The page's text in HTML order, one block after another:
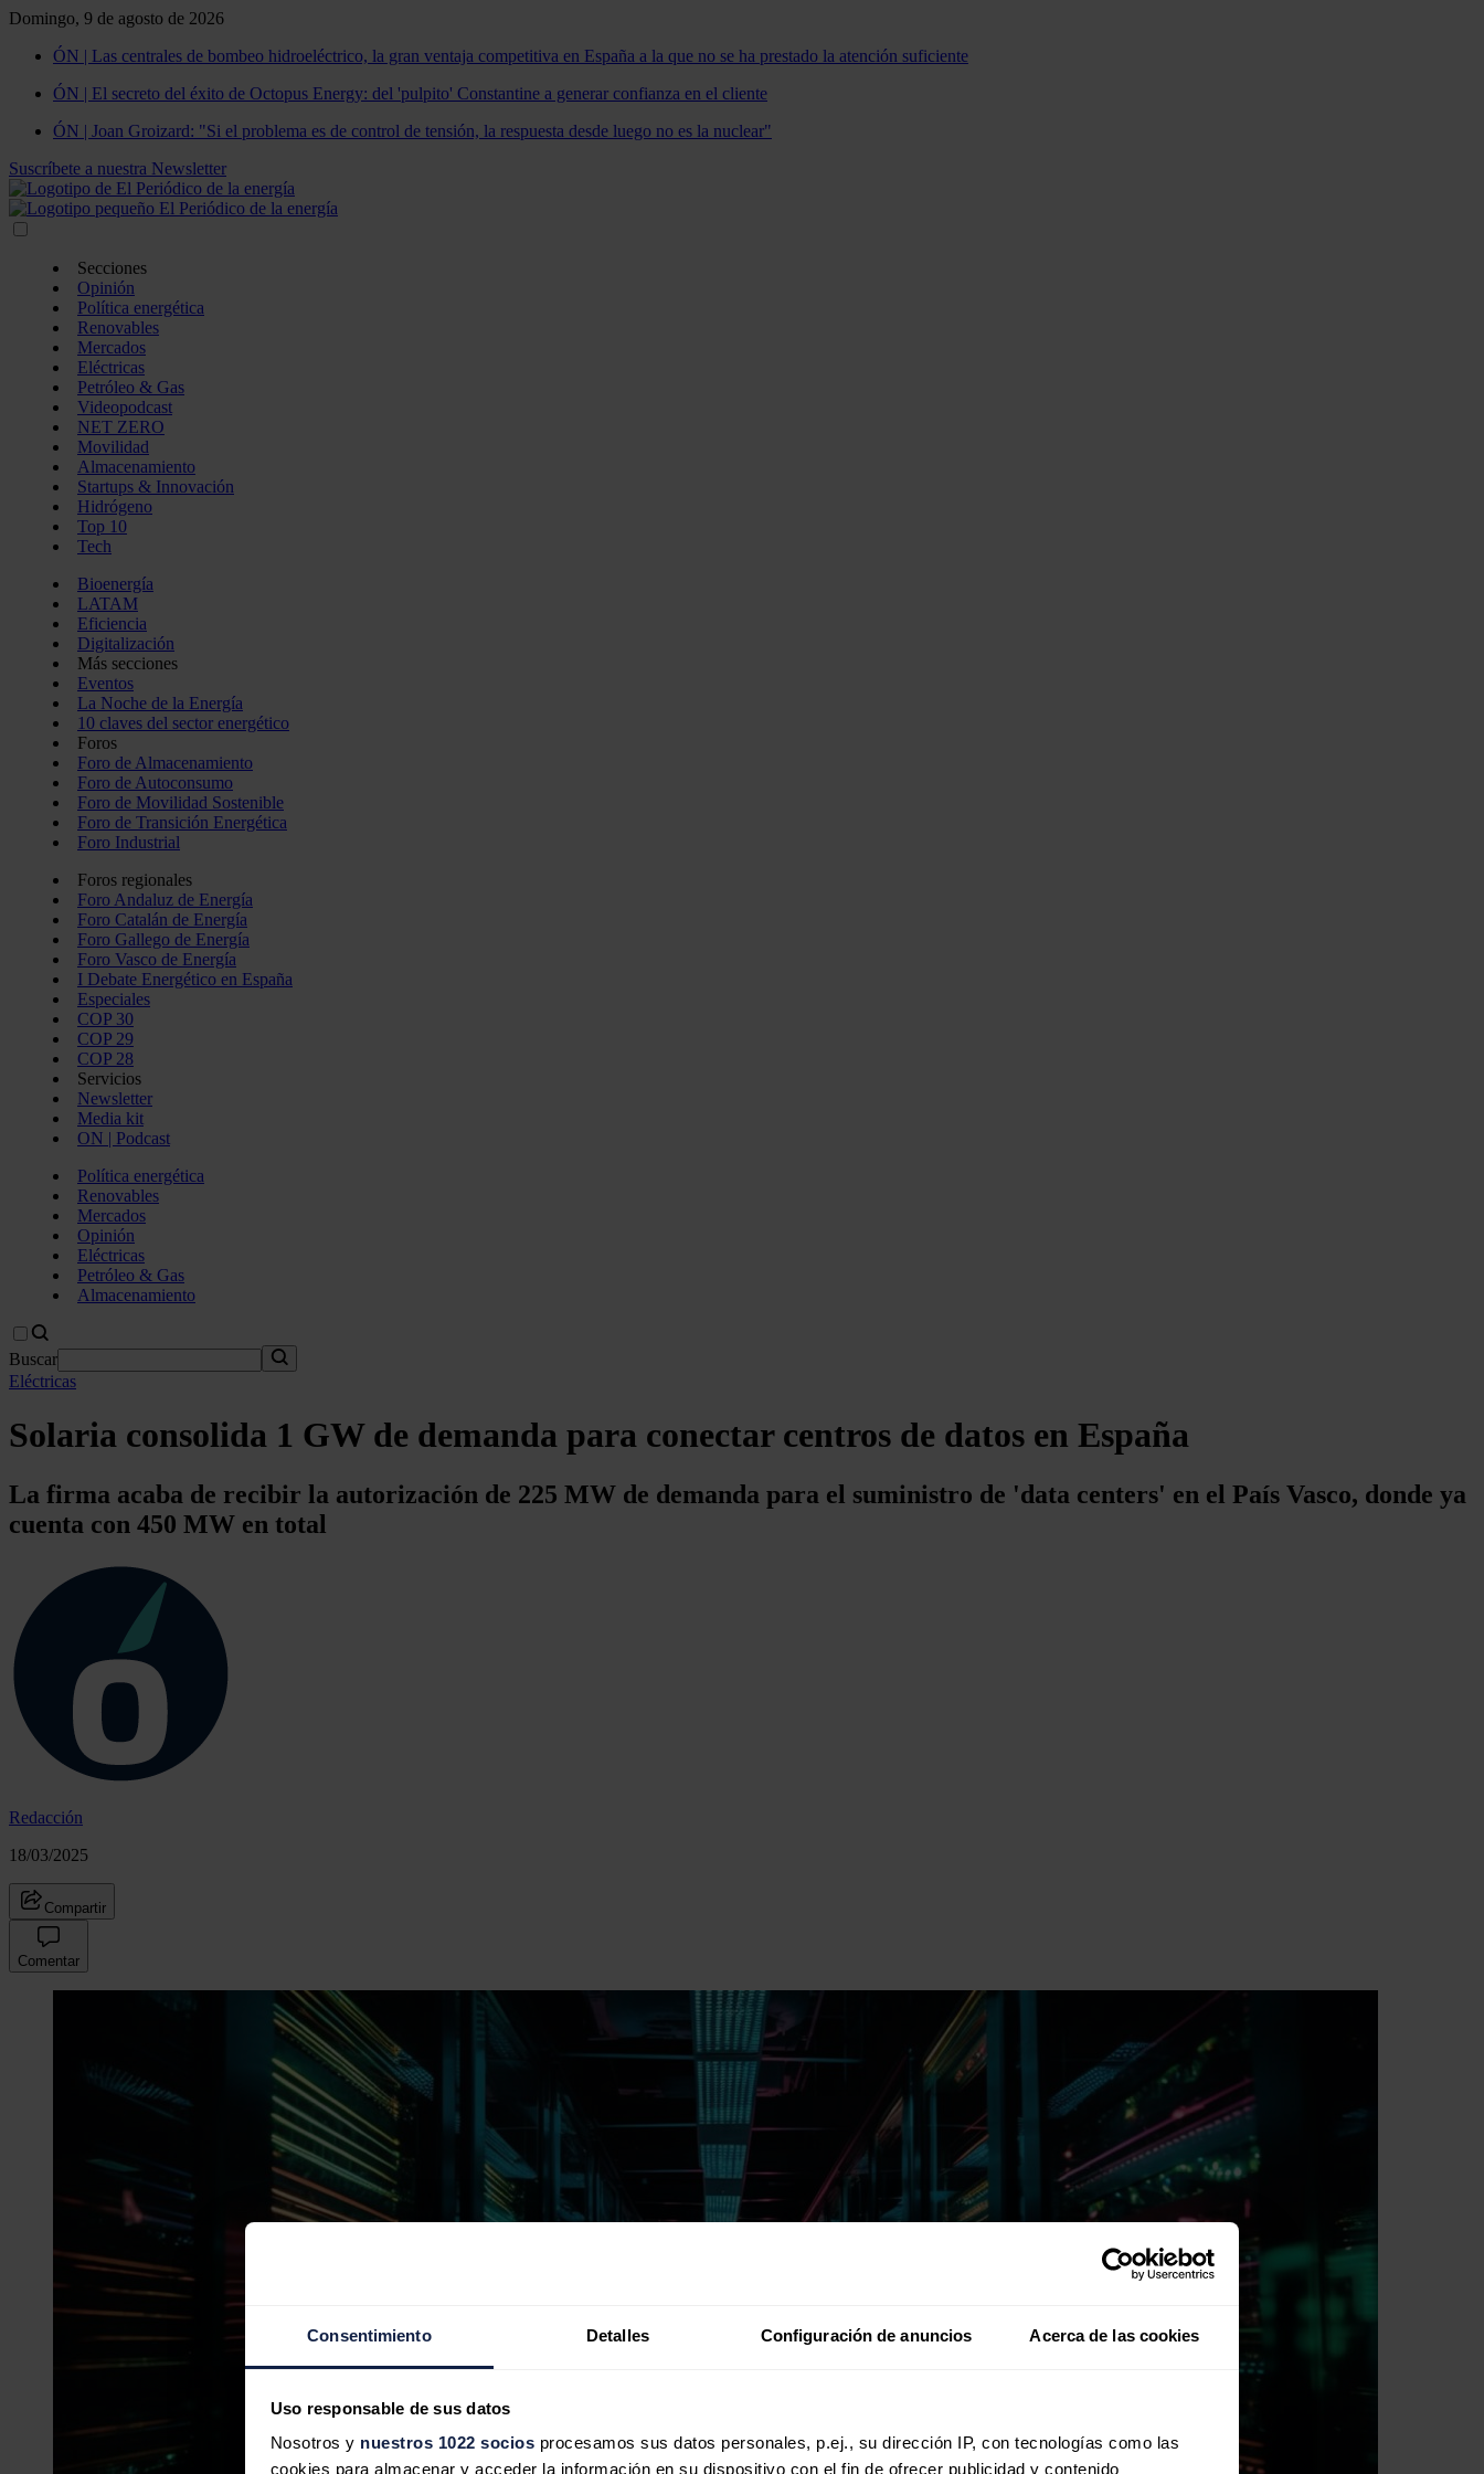
Consentimiento Detalles Configuración de anuncios Acerca de las cookies
Uso responsable de sus datos
Nosotros y nuestros 1022 socios procesamos sus datos personales, p.ej., su dirección IP, con tecnologías como las
cookies para almacenar y acceder la información en su dispositivo con el fin de ofrecer publicidad y contenido
Domingo, 9 de agosto de 2026
ÓN | Las centrales de bombeo hidroeléctrico, la gran ventaja competitiva en España a la que no se ha prestado la atención suficiente
ÓN | El secreto del éxito de Octopus Energy: del 'pulpito' Constantine a generar confianza en el cliente
ÓN | Joan Groizard: "Si el problema es de control de tensión, la respuesta desde luego no es la nuclear"
Suscríbete a nuestra Newsletter
Secciones
Opinión
Política energética
Renovables
Mercados
Eléctricas
Petróleo & Gas
Videopodcast
NET ZERO
Movilidad
Almacenamiento
Startups & Innovación
Hidrógeno
Top 10
Tech
Bioenergía
LATAM
Eficiencia
Digitalización
Más secciones
Eventos
La Noche de la Energía
10 claves del sector energético
Foros
Foro de Almacenamiento
Foro de Autoconsumo
Foro de Movilidad Sostenible
Foro de Transición Energética
Foro Industrial
Foros regionales
Foro Andaluz de Energía
Foro Catalán de Energía
Foro Gallego de Energía
Foro Vasco de Energía
I Debate Energético en España
Especiales
COP 30
COP 29
COP 28
Servicios
Newsletter
Media kit
ON | Podcast
Política energética
Renovables
Mercados
Opinión
Eléctricas
Petróleo & Gas
Almacenamiento
Buscar
Eléctricas
Solaria consolida 1 GW de demanda para conectar centros de datos en España
La firma acaba de recibir la autorización de 225 MW de demanda para el suministro de 'data centers' en el País Vasco, donde ya
cuenta con 450 MW en total
Redacción
18/03/2025
Compartir
Comentar